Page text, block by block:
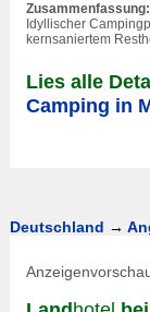
Zusammenfassung:
Idyllischer
kernsaniertem
Lies alle
Camping in
Deutschland →